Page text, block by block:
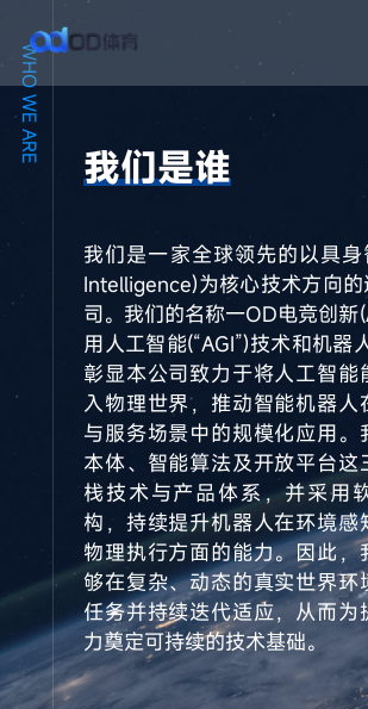
WHO WE ARE
我们是谁
我们是一家全球领先的以具
Intelligence)为核心技术方向
司。我们的名称一OD电竞创新
用人工智能(“AGI”)技术和机器
彰显本公司致力于将人工智能
入物理世界，推动智能机器人
与服务场景中的规模化应用。
本体、智能算法及开放平台这
栈技术与产品体系，并采用
构，持续提升机器人在环境感
物理执行方面的能力。因此，
够在复杂、动态的真实世界环
任务并持续迭代适应，从而为
力奠定可持续的技术基础。